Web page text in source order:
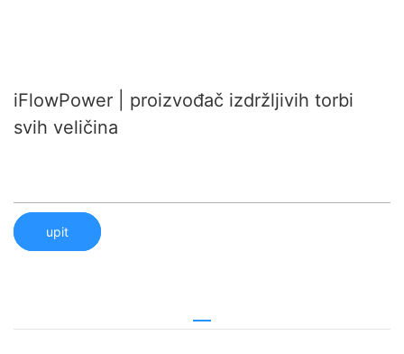
iFlowPower | proizvođač izdržljivih torbi
svih veličina
upit